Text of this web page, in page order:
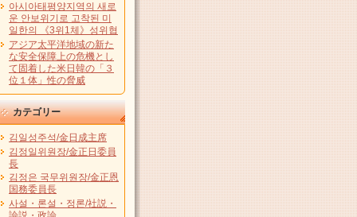
아시아태평양지역의 새로
운 안보위기로 고착된 미
일한의 《3위1체》성위협
アジア太平洋地域の新た
な安全保障上の危機とし
て固着した米日韓の「３
位１体」性の脅威
カテゴリー
김일성주석/金日成主席
김정일위원장/金正日委員
長
김정은 국무위원장/金正恩
国務委員長
사설・론설・정론/社説・